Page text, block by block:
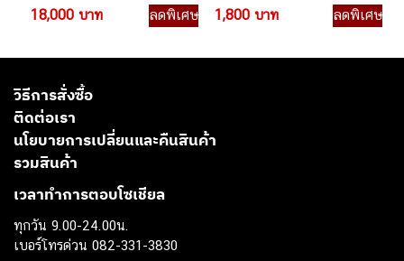
18,000 บาท
ลดพิเศษ
1,800 บาท
ลดพิเศษ
วิธีการสั่งซื้อ
ติดต่อเรา
นโยบายการเปลี่ยนและคืนสินค้า
รวมสินค้า
เวลาทำการตอบโซเชียล
ทุกวัน 9.00-24.00น.
เบอร์โทรด่วน 082-331-3830